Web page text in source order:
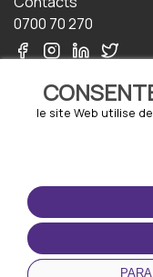
le site Web utilise
0700 70 270
TERMS-OF-USE
Termes et
Politique de
Politique relative aux
cookies